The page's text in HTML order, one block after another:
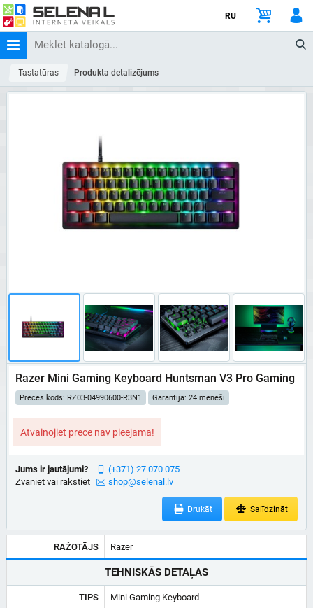
RU
Tastatūras Produkta detalizējums
Razer Mini Gaming Keyboard Huntsman V3 Pro Gaming
Preces kods: RZ03-04990600-R3N1 Garantija: 24 mēneši
Atvainojiet prece nav pieejama!
Jums ir jautājumi?
Zvaniet vai rakstiet
(+371) 27 070 075
shop@selenal.lv
Drukāt Salīdzināt
RAŽOTĀJS Razer
TEHNISKĀS DETAĻAS
TIPS Mini Gaming Keyboard